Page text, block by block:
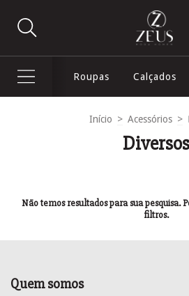
Roupas Calçados
Início > Acessórios >
Diversos
Não temos resultados para sua pesquisa.
filtros.
Quem somos